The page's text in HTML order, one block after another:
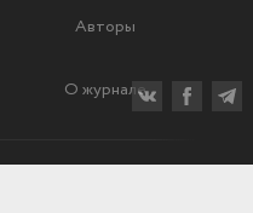
Авторы
О журнале